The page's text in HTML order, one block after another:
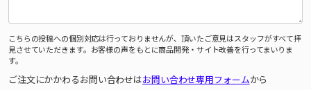
こちらの投稿への個別対応は行っておりませんが、頂いたご意見はスタッフがすべて拝
見させていただきます。お客様の声をもとに商品開発・サイト改善を行ってまいりま
す。
ご注文にかかわるお問い合わせはお問い合わせ専用フォームから